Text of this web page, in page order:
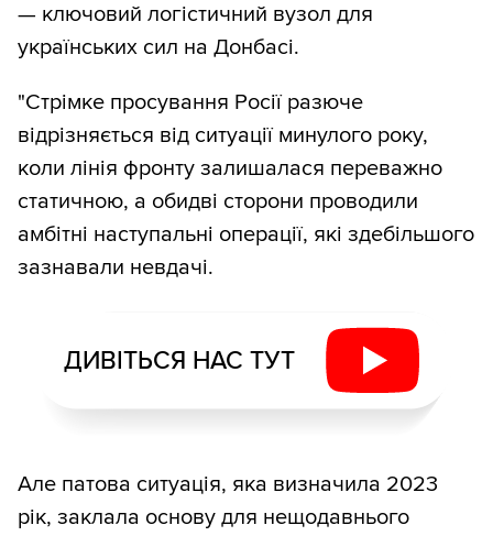
— ключовий логістичний вузол для
українських сил на Донбасі.
"Стрімке просування Росії разюче
відрізняється від ситуації минулого року,
коли лінія фронту залишалася переважно
статичною, а обидві сторони проводили
амбітні наступальні операції, які здебільшого
зазнавали невдачі.
ДИВІТЬСЯ НАС ТУТ
Але патова ситуація, яка визначила 2023
рік, заклала основу для нещодавнього